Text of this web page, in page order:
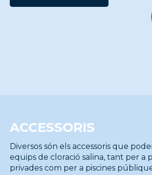
ACCESSORIS
Diversos són els accessoris que
equips de cloració salina, tant per a
privades com per a piscines